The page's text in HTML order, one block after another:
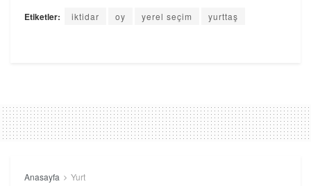
Etiketler: iktidar oy yerel seçim yurttaş
Anasayfa Yurt